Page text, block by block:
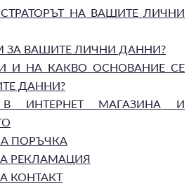
НА ВАШИТЕ ЛИЧНИ
ЗА ВАШИТЕ ЛИЧНИ ДАННИ?
И НА КАКВО ОСНОВАНИЕ СЕ
ДАННИ?
ИНТЕРНЕТ МАГАЗИНА И
ПОРЪЧКА
РЕКЛАМАЦИЯ
КОНТАКТ